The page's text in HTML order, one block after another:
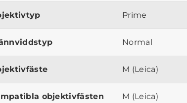
Prime
Normal
M (Leica)
objektivfästen M (Leica)